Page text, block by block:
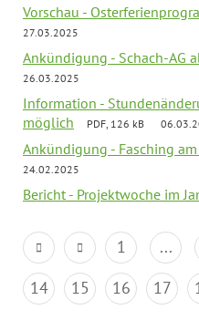
Vorschau -
27.03.2025
Ankündigung - Schach-AG
26.03.2025
Information -
möglich
PDF, 126 kB
Ankündigung - Fasching
24.02.2025
Bericht - Projektwoche im
1 ...
14
15 16 17